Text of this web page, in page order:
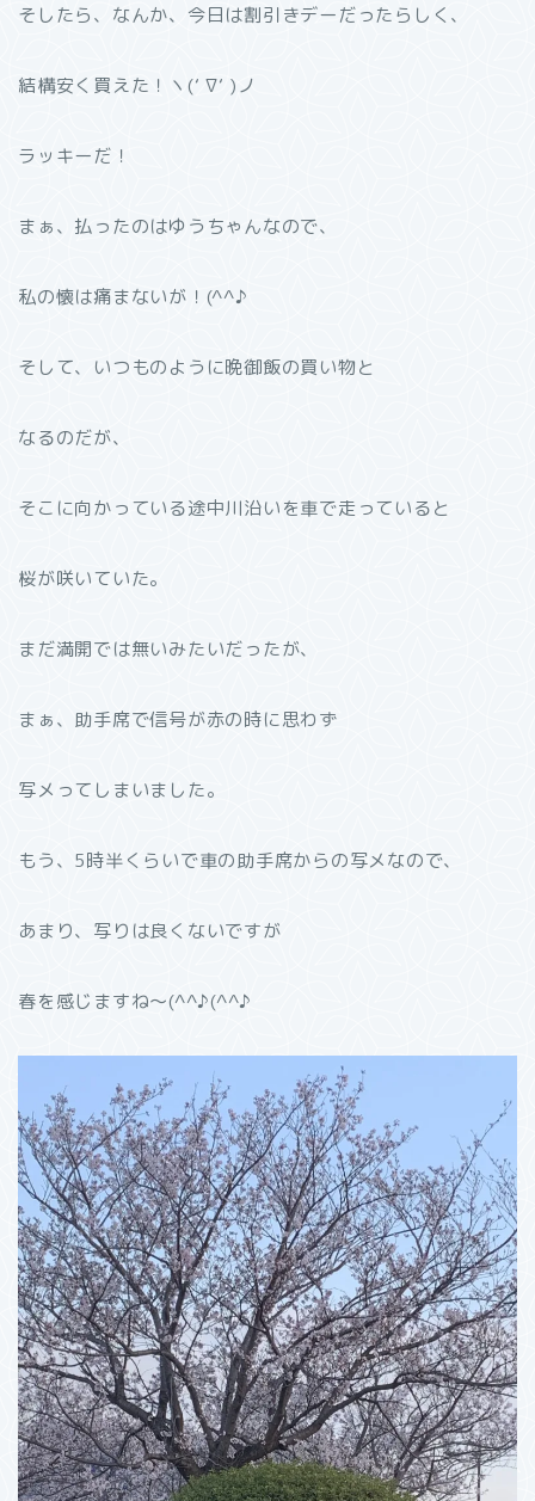
そしたら、なんか、今日は割引きデーだったらしく、
結構安く買えた！ヽ(‘ ∇‘ )ノ
ラッキーだ！
まぁ、払ったのはゆうちゃんなので、
私の懐は痛まないが！(^^♪
そして、いつものように晩御飯の買い物と
なるのだが、
そこに向かっている途中川沿いを車で走っていると
桜が咲いていた。
まだ満開では無いみたいだったが、
まぁ、助手席で信号が赤の時に思わず
写メってしまいました。
もう、5時半くらいで車の助手席からの写メなので、
あまり、写りは良くないですが
春を感じますね〜(^^♪(^^♪